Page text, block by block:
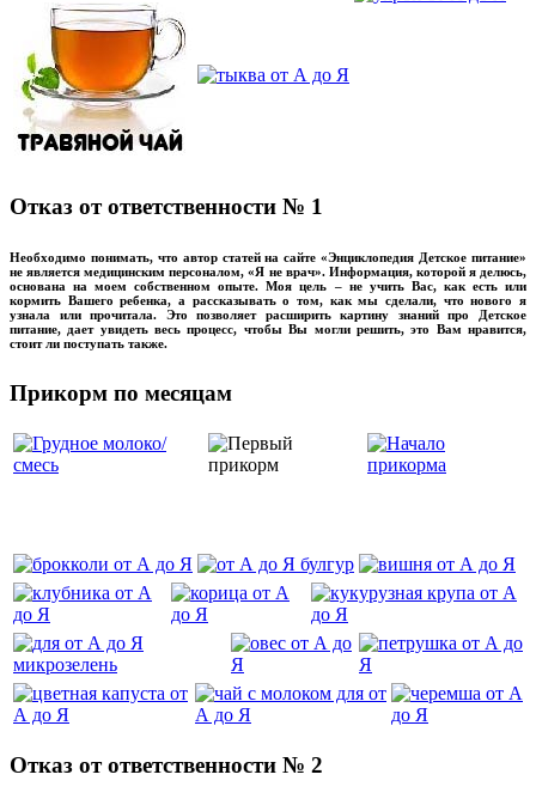
Отказ от ответственности № 1
Необходимо понимать, что автор статей на сайте «Энциклопедия Детское питание»
не является медицинским персоналом, «Я не врач». Информация, которой я делюсь,
основана на моем собственном опыте. Моя цель – не учить Вас, как есть или
кормить Вашего ребенка, а рассказывать о том, как мы сделали, что нового я
узнала или прочитала. Это позволяет расширить картину знаний про Детское
питание, дает увидеть весь процесс, чтобы Вы могли решить, это Вам нравится,
стоит ли поступать также.
Прикорм по месяцам
Отказ от ответственности № 2